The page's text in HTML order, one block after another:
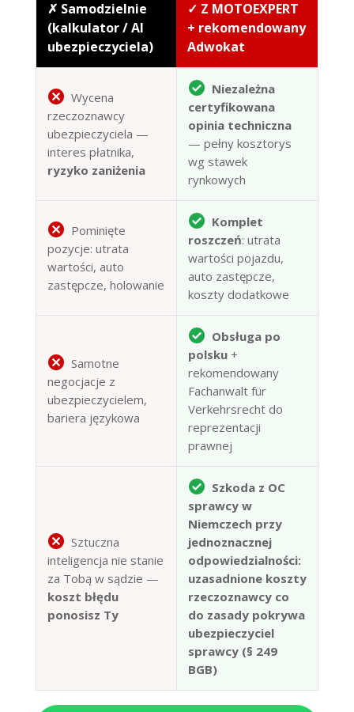
✗ Samodzielnie
(kalkulator / AI
ubezpieczyciela)
✓ Z MOTOEXPERT
+ rekomendowany
Adwokat
Wycena
rzeczoznawcy
ubezpieczyciela —
interes płatnika,
ryzyko zaniżenia
Niezależna
certyfikowana
opinia techniczna
— pełny kosztorys
wg stawek
rynkowych
Pominięte
pozycje: utrata
wartości, auto
zastępcze, holowanie
Komplet
roszczeń: utrata
wartości pojazdu,
auto zastępcze,
koszty dodatkowe
Samotne
negocjacje z
ubezpieczycielem,
bariera językowa
Obsługa po
polsku+
rekomendowany
Fachanwalt für
Verkehrsrecht do
reprezentacji
prawnej
Sztuczna
inteligencja nie stanie
za Tobą w sądzie —
koszt błędu
ponosisz Ty
Szkoda z OC
sprawcy w
Niemczech przy
jednoznacznej
odpowiedzialności:
uzasadnione koszty
rzeczoznawcy co
do zasady pokrywa
ubezpieczyciel
sprawcy (§ 249
BGB)